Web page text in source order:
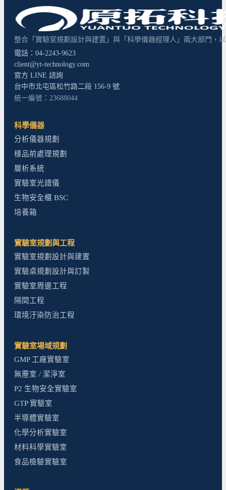
整合「實驗室規劃設計與建置」與「科學儀器經理人」兩大部門，
電話：04-2243-9623
client@yt-technology.com
官方 LINE 諮詢
台中市北屯區松竹路二段 156-9 號
統一編號：23688044
科學儀器
分析儀器規劃
樣品前處理規劃
層析系統
實驗室光譜儀
生物安全櫃 BSC
培養箱
實驗室規劃與工程
實驗室規劃設計與建置
實驗桌規劃設計與訂製
實驗室周邊工程
隔間工程
環境汙染防治工程
實驗室場域規劃
GMP 工廠實驗室
無塵室 / 潔淨室
P2 生物安全實驗室
GTP 實驗室
半導體實驗室
化學分析實驗室
材料科學實驗室
食品檢驗實驗室